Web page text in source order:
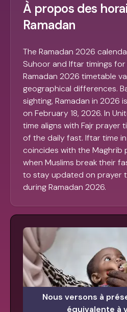
À propos des
Ramadan
The Ramadan 2026
Suhoor and Iftar timings
Ramadan 2026 timetable
geographical differences.
sighting, Ramadan in 2026
on February 18, 2026. In
time aligns with Fajr prayer
of the daily fast. Iftar time
coincides with the Maghrib
when Muslims break their
to stay updated on prayer
during Ramadan 2026.
Nous versons à
équivalente à